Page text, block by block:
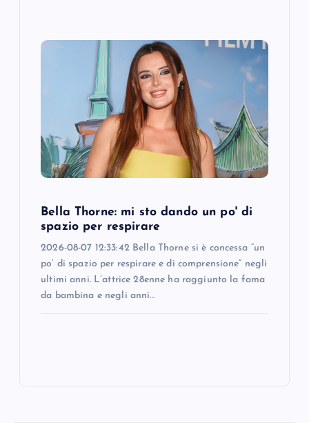
Bella Thorne: mi sto dando un po' di
spazio per respirare
2026-08-07 12:33:42 Bella Thorne si è concessa “un
po’ di spazio per respirare e di comprensione” negli
ultimi anni. L’attrice 28enne ha raggiunto la fama
da bambina e negli anni…